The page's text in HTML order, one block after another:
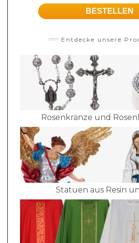
BESTELLEN
Entdecke unsere
Rosenkränze und
Statuen aus Resin